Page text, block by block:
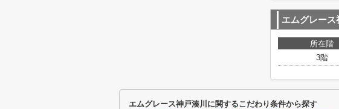
エムグレース
所在階
3階
エムグレース神戸湊川に関するこだわり条件から探す